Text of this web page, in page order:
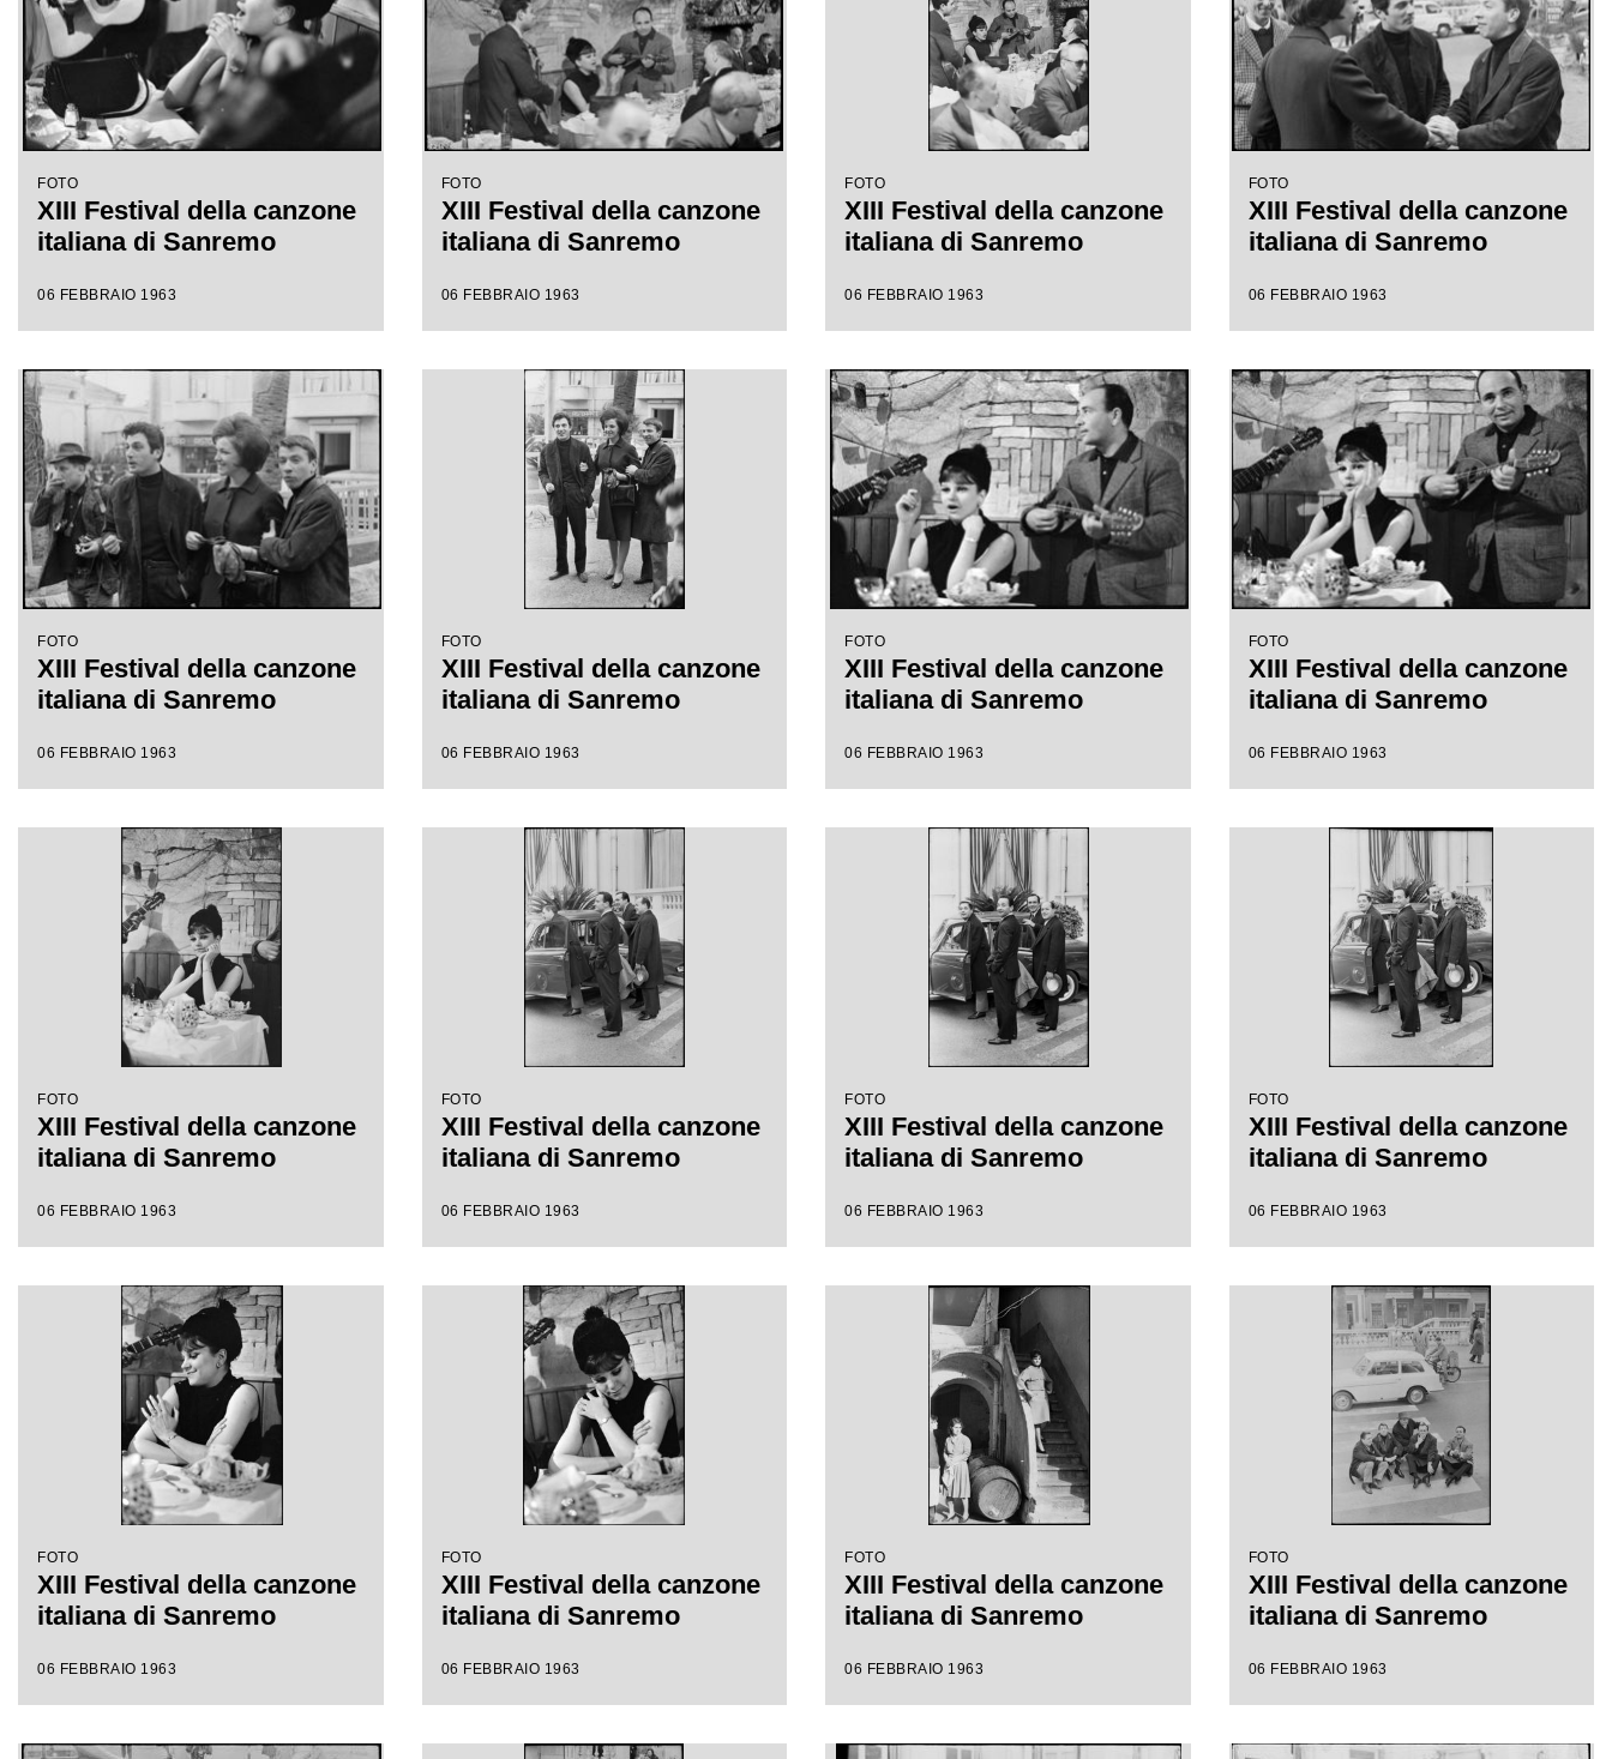
FOTO
XIII Festival della canzone
italiana di Sanremo
06 FEBBRAIO 1963
FOTO
XIII Festival della canzone
italiana di Sanremo
06 FEBBRAIO 1963
FOTO
XIII Festival della canzone
italiana di Sanremo
06 FEBBRAIO 1963
FOTO
XIII Festival della canzone
italiana di Sanremo
06 FEBBRAIO 1963
FOTO
XIII Festival della canzone
italiana di Sanremo
06 FEBBRAIO 1963
FOTO
XIII Festival della canzone
italiana di Sanremo
06 FEBBRAIO 1963
FOTO
XIII Festival della canzone
italiana di Sanremo
06 FEBBRAIO 1963
FOTO
XIII Festival della canzone
italiana di Sanremo
06 FEBBRAIO 1963
FOTO
XIII Festival della canzone
italiana di Sanremo
06 FEBBRAIO 1963
FOTO
XIII Festival della canzone
italiana di Sanremo
06 FEBBRAIO 1963
FOTO
XIII Festival della canzone
italiana di Sanremo
06 FEBBRAIO 1963
FOTO
XIII Festival della canzone
italiana di Sanremo
06 FEBBRAIO 1963
FOTO
XIII Festival della canzone
italiana di Sanremo
06 FEBBRAIO 1963
FOTO
XIII Festival della canzone
italiana di Sanremo
06 FEBBRAIO 1963
FOTO
XIII Festival della canzone
italiana di Sanremo
06 FEBBRAIO 1963
FOTO
XIII Festival della canzone
italiana di Sanremo
06 FEBBRAIO 1963